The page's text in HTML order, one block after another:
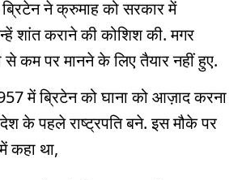
ने क्रुमाह को सरकार में
शांत कराने की कोशिश की. मगर
से कम पर मानने के लिए तैयार नहीं हुए.
में ब्रिटेन को घाना को आज़ाद करना
के पहले राष्ट्रपति बने. इस मौके पर
कहा था,